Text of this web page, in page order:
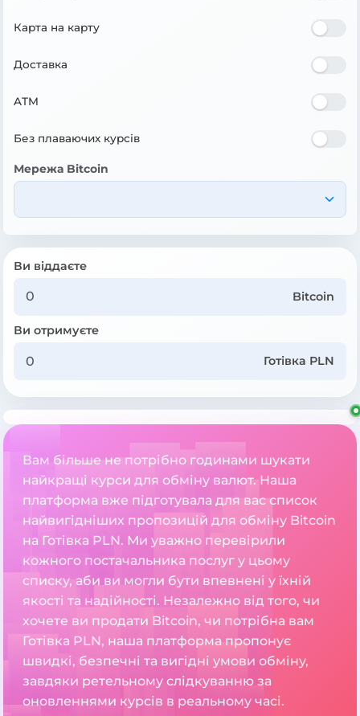
Карта на карту
Доставка
ATM
Без плаваючих курсів
Мережа Bitcoin
Ви віддаєте
Bitcoin
Ви отримуєте
Готівка PLN
Вам більше не потрібно годинами шукати
найкращі курси для обміну валют. Наша
платформа вже підготувала для вас список
найвигідніших пропозицій для обміну Bitcoin
на Готівка PLN. Ми уважно перевірили
кожного постачальника послуг у цьому
списку, аби ви могли бути впевнені у їхній
якості та надійності. Незалежно від того, чи
хочете ви продати Bitcoin, чи потрібна вам
Готівка PLN, наша платформа пропонує
швидкі, безпечні та вигідні умови обміну,
завдяки ретельному слідкуванню за
оновленнями курсів в реальному часі.